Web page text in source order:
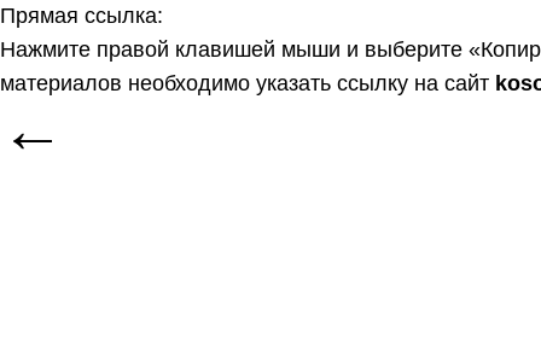
Прямая ссылка:
Нажмите правой клавишей мыши и выберите
материалов необходимо указать ссылку на сайт
←